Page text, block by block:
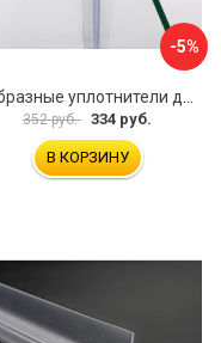
-5%
352 руб. 334 руб.
В КОРЗИНУ